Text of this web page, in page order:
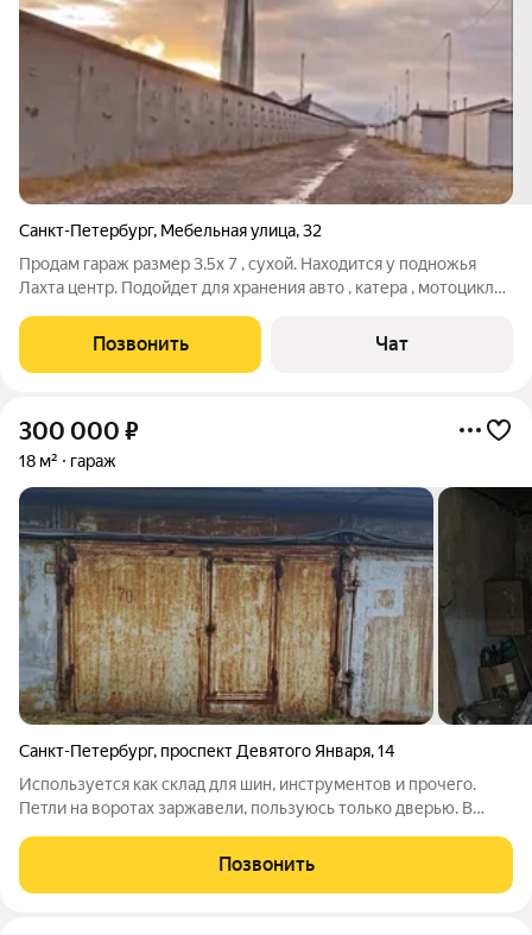
Санкт-Петербург, Мебельная улица,32
Продам гараж размер 3.5х 7 , сухой. Находится у подножья
Лахта центр. Подойдет для хранения авто , катера , мотоцикла,
Позвонить Чат
300 000 ₽
18 м² гараж
Санкт-Петербург, проспект Девятого Января,14
Используется как склад для шин, инструментов и прочего.
Петли на воротах заржавели, пользуюсь только дверью. В
межблочные промежутки необходимо загерметизировать. На
фото будет видно. Продажа в
Позвонить